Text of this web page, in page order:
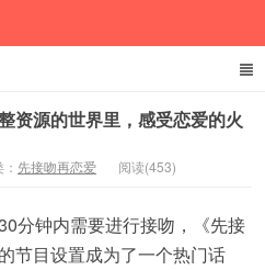
资源的世界里，感受恋爱的火
先接吻再恋爱 阅读(453)
分钟内需要进行接吻，《先接
节目设置成为了一个热门话